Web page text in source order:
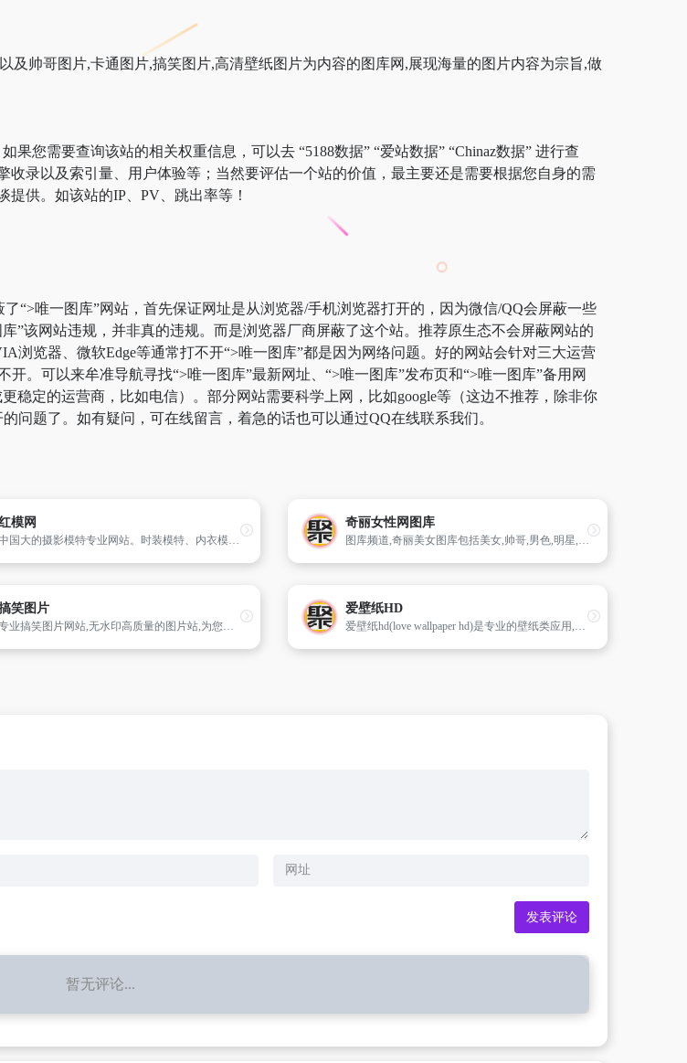
及帅哥图片,卡通图片,搞笑图片,高清壁纸图片为内容的图库网,展现海量的图片内容为宗旨,做
如果您需要查询该站的相关权重信息，可以去 “5188数据” “爱站数据” “Chinaz数据” 进行查
录以及索引量、用户体验等；当然要评估一个站的价值，最主要还是需要根据您自身的需
供。如该站的IP、PV、跳出率等！
“>唯一图库”网站，首先保证网址是从浏览器/手机浏览器打开的，因为微信/QQ会屏蔽一些
”该网站违规，并非真的违规。而是浏览器厂商屏蔽了这个站。推荐原生态不会屏蔽网站的
览器、微软Edge等通常打不开“>唯一图库”都是因为网络问题。好的网站会针对三大运营
。可以来牟准导航寻找“>唯一图库”最新网址、“>唯一图库”发布页和“>唯一图库”备用网
稳定的运营商，比如电信）。部分网站需要科学上网，比如google等（这边不推荐，除非你
问题了。如有疑问，可在线留言，着急的话也可以通过QQ在线联系我们。
模网
中国大的摄影模特专业网站。时装模特、内衣模特、人体模特、t台模特应有尽有。摄影合约交易、diy才艺秀,模特开心赚钱、大人开心娱乐,舞台无处不在。网站追求商业化的运作,试图让每一个会员都获得公开透明、公平的自我价值实现的机会或娱乐的体验。
奇丽女性网图库
图库频道,奇丽美女图库包括美女,帅哥,男色,明星,性感写真,搞笑图片,图说世界,图片故事,创意趣图,时尚生活,关注新闻焦点的时尚女性图库。
笑图片
专业搞笑图片网站,无水印高质量的图片站,为您提供24x7x365的欢笑!主要内容有QQ搞笑图片,微博图片,QQ表情,搞笑表情,搞笑图片,冷笑话,儿童搞笑图片,幽默,笑话,搞笑GIF动态图片等
爱壁纸HD
爱壁纸hd(love wallpaper hd)是专业的壁纸类应用,提供海量优质高清壁纸。爱壁纸hd具有自动和手动裁剪功能,定时切换壁纸,让手机时刻保持好心情；还有试试手气、按颜色筛选壁纸等特色功能等您来发掘。爱壁纸hd能自动适应和匹配各种分辨率的智能手机及平板电脑,希望我们的应用能让您喜欢,快来装扮您的手机桌面吧
暂无评论...